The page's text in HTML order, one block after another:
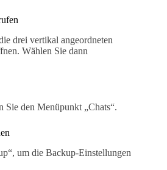
drei vertikal angeordneten
Wählen Sie dann
Sie den Menüpunkt „Chats“.
um die Backup-Einstellungen